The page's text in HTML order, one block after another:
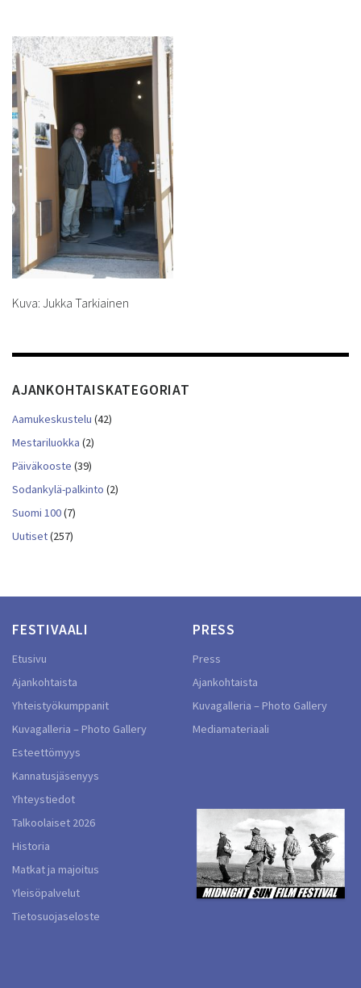
Kuva: Jukka Tarkiainen
AJANKOHTAISKATEGORIAT
Aamukeskustelu (42)
Mestariluokka (2)
Päiväkooste (39)
Sodankylä-palkinto (2)
Suomi 100(7)
Uutiset(257)
FESTIVAALI
Etusivu
Ajankohtaista
Yhteistyökumppanit
Kuvagalleria – Photo Gallery
Esteettömyys
Kannatusjäsenyys
Yhteystiedot
Talkoolaiset 2026
Historia
Matkat ja majoitus
Yleisöpalvelut
Tietosuojaseloste
PRESS
Press
Ajankohtaista
Kuvagalleria – Photo Gallery
Mediamateriaali